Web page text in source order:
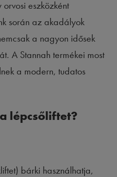
eszközként
során az akadályok
a nagyon idősek
A Stannah termékei most
a modern, tudatos
lépcsőliftet?
bárki használhatja,